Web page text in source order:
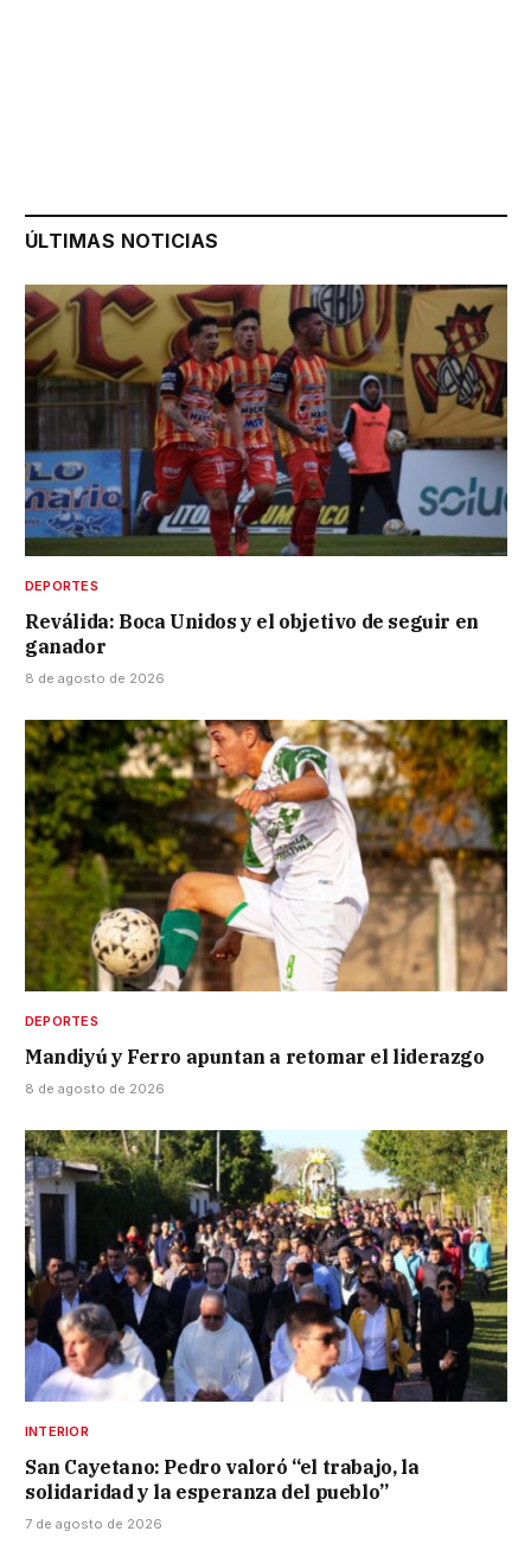
ÚLTIMAS NOTICIAS
DEPORTES
Reválida: Boca Unidos y el objetivo de seguir en
ganador
8 de agosto de 2026
DEPORTES
Mandiyú y Ferro apuntan a retomar el liderazgo
8 de agosto de 2026
INTERIOR
San Cayetano: Pedro valoró “el trabajo, la
solidaridad y la esperanza del pueblo”
7 de agosto de 2026